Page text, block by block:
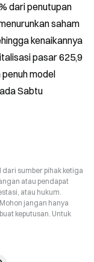
dari penutupan
saham
kenaikannya
pasar 625,9
penuh model
Sabtu
sumber pihak ketiga
atau pendapat
atau hukum.
jangan hanya
keputusan. Untuk